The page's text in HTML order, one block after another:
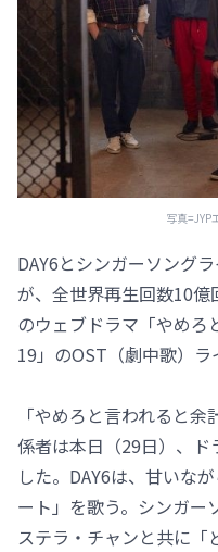
写真=JYP
DAY6とシンガーソング
が、全世界再生回数10億
のウェブドラマ「やめろ
19」のOST（劇中歌）ラ
「やめろと言われると
係者は本日（29日）、
した。DAY6は、甘いな
ート」を歌う。シンガー
ステラ・チャンと共に